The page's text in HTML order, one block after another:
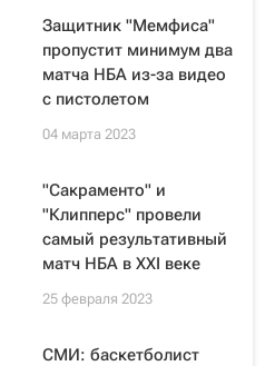
Защитник "Мемфиса"
пропустит минимум два
матча НБА из-за видео
с пистолетом
04 марта 2023
"Сакраменто" и
"Клипперс" провели
самый результативный
матч НБА в XXI веке
25 февраля 2023
СМИ: баскетболист